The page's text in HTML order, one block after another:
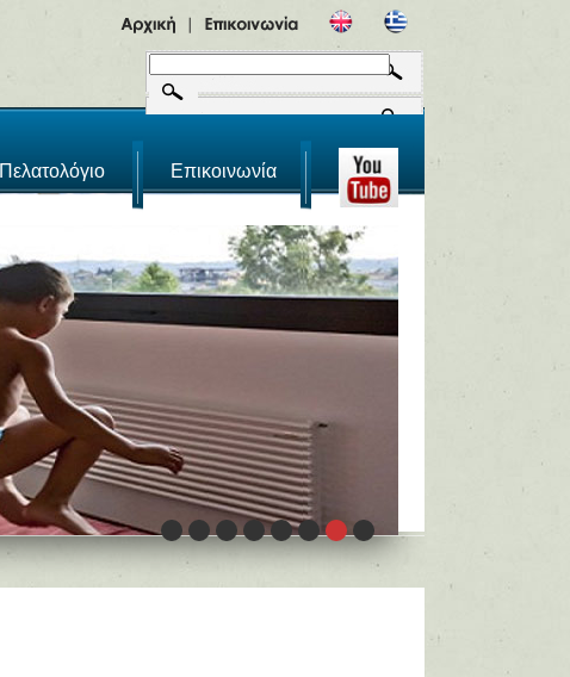
Πελατολόγιο Επικοινωνία